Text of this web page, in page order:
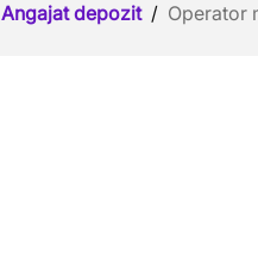
Angajat depozit / Operator